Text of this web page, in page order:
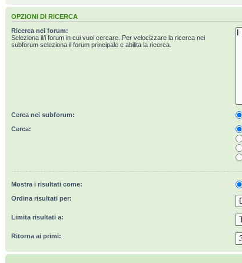
OPZIONI DI RICERCA
Ricerca nei forum:
Seleziona il/i forum in cui vuoi cercare. Per velocizzare la ricerca nei
subforum seleziona il forum principale e abilita la ricerca.
Cerca nei subforum:
Cerca:
Mostra i risultati come:
Ordina risultati per:
Limita risultati a:
Ritorna ai primi: